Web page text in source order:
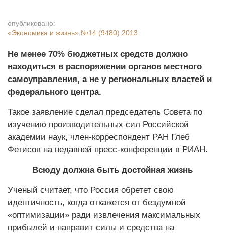
опубликовано:
«Экономика и жизнь» №14 (9480) 2013
Не менее 70% бюджетных средств должно
находиться в распоряжении органов местного
самоуправления, а не у региональных властей и
федерального центра.
Такое заявление сделал председатель Совета по
изучению производительных сил Российской
академии наук, член-корреспондент РАН Глеб
Фетисов на недавней пресс-конференции в РИАН.
Всюду должна быть достойная жизнь
Ученый считает, что Россия обретет свою
идентичность, когда откажется от бездумной
«оптимизации» ради извлечения максимальных
прибылей и направит силы и средства на